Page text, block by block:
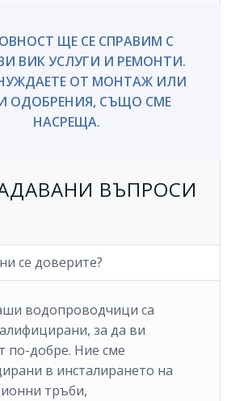
ЩЕ СЕ СПРАВИМ С
ВИК УСЛУГИ И РЕМОНТИ.
ОТ МОНТАЖ ИЛИ
ОДОБРЕНИЯ, СЪЩО СМЕ
НАСРЕЩА.
ВЪПРОСИ
се доверите?
водопроводчици са
за да ви
по-добре. Ние сме
в инсталирането на
тръби,